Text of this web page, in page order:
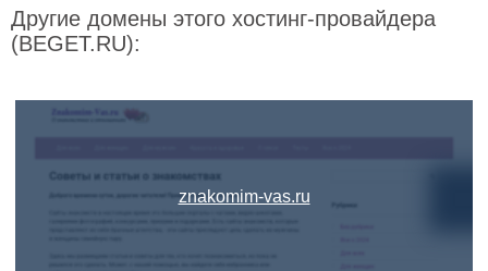
Другие домены этого хостинг-провайдера
(BEGET.RU):
znakomim-vas.ru